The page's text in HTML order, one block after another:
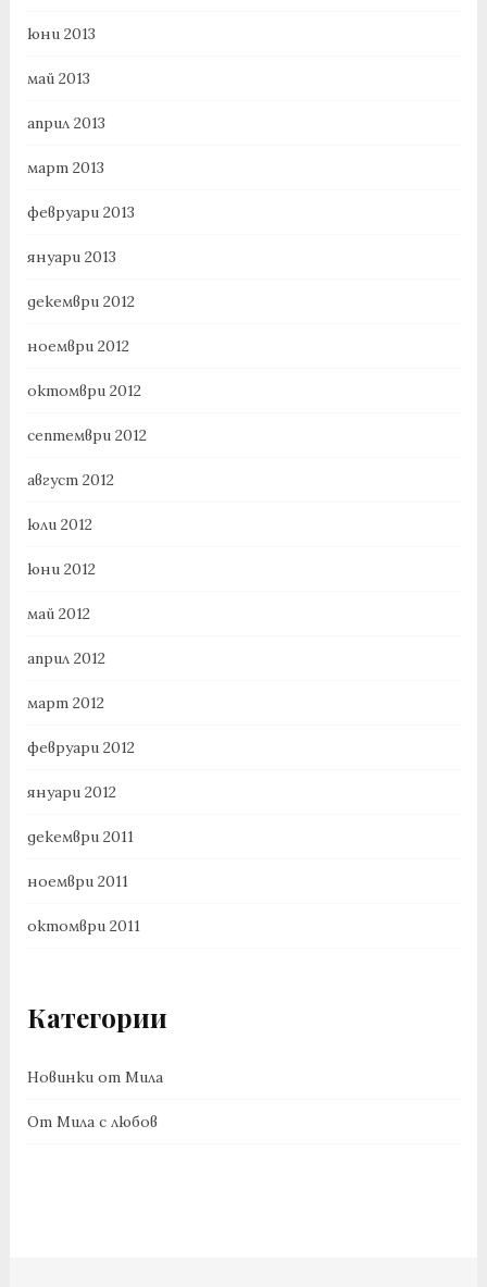
юни 2013
май 2013
април 2013
март 2013
февруари 2013
януари 2013
декември 2012
ноември 2012
октомври 2012
септември 2012
август 2012
юли 2012
юни 2012
май 2012
април 2012
март 2012
февруари 2012
януари 2012
декември 2011
ноември 2011
октомври 2011
Категории
Новинки от Мила
От Мила с любов